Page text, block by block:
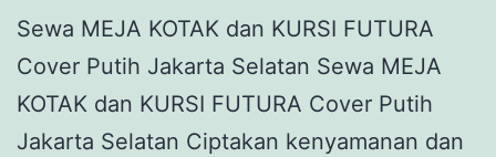
Sewa MEJA KOTAK dan KURSI FUTURA
Cover Putih Jakarta Selatan Sewa MEJA
KOTAK dan KURSI FUTURA Cover Putih
Jakarta Selatan Ciptakan kenyamanan dan